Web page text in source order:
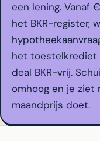
een lening. Vanaf
het BKR-register,
het
deal BKR-vrij.
omhoog en je
maandprijs doet.